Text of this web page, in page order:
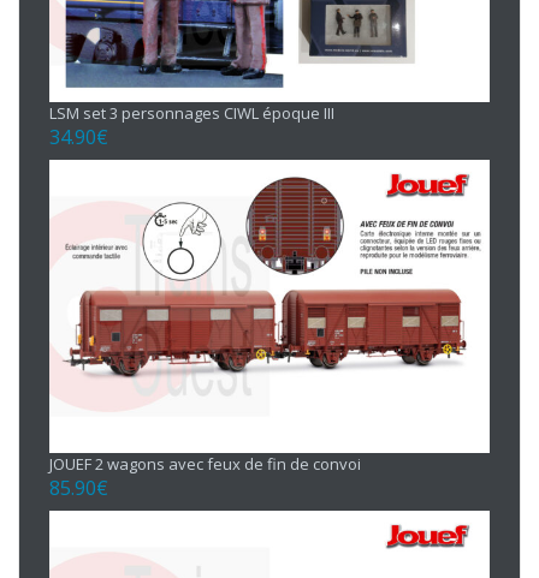
LSM set 3 personnages CIWL époque III
34.90€
JOUEF 2 wagons avec feux de fin de convoi
85.90€